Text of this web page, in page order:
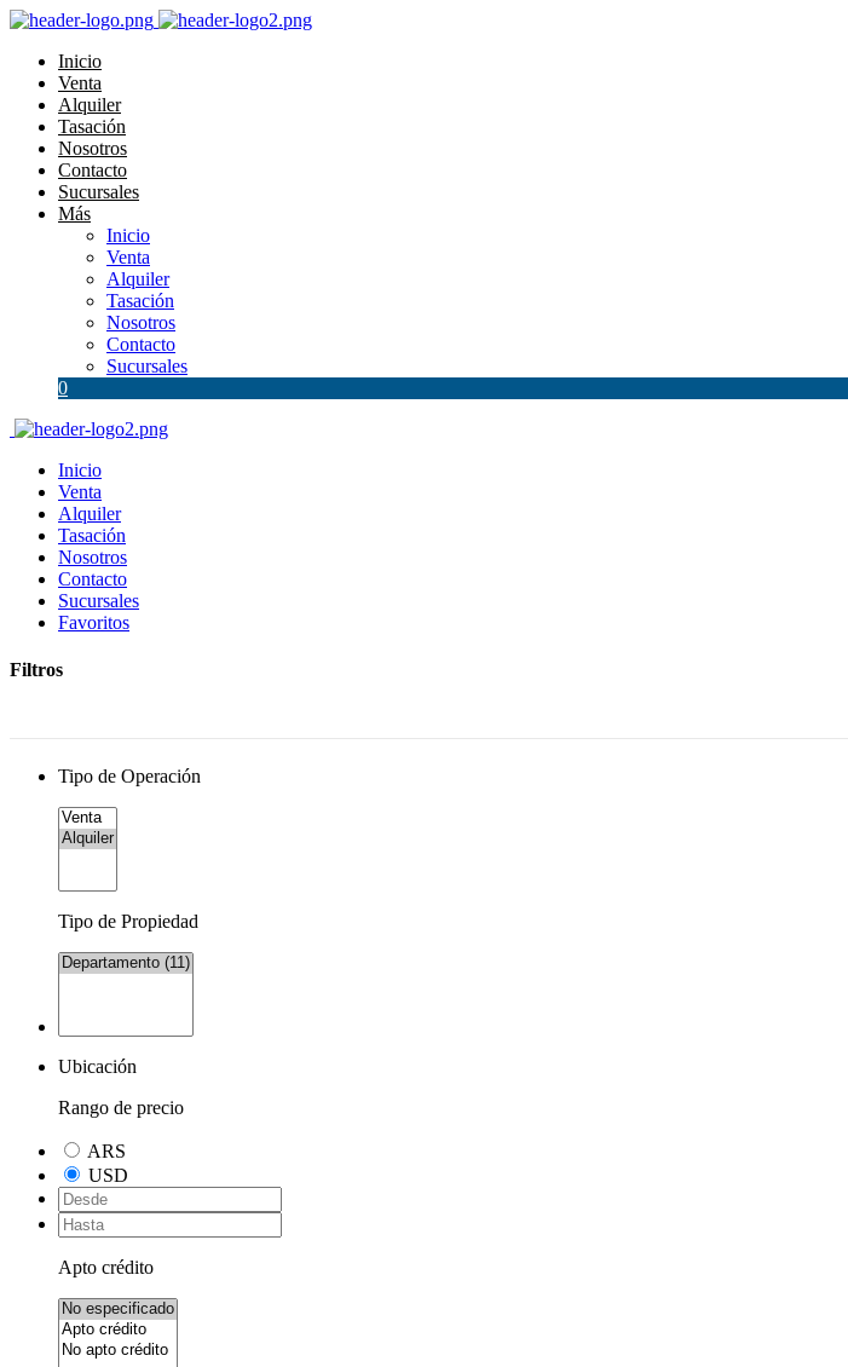
Inicio
Venta
Alquiler
Tasación
Nosotros
Contacto
Sucursales
Más
Inicio
Venta
Alquiler
Tasación
Nosotros
Contacto
Sucursales
0
Inicio
Venta
Alquiler
Tasación
Nosotros
Contacto
Sucursales
Favoritos
Filtros
Tipo de Operación
Tipo de Propiedad
Ubicación
Rango de precio
ARS
USD
Apto crédito